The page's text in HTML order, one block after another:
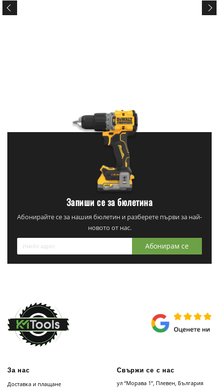
Запиши се за бюлетина
Абонирайте се за нашия бюлетин и разберете първи за най-
новото от нас.
Абонирам се
За нас
Доставка и плащане
Свържи се с нас
ул “Морава 1”, Плевен, България